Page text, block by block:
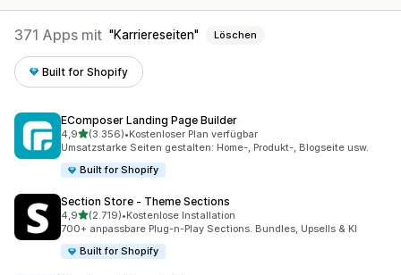
371 Apps mit Karriereseiten Löschen
Built for Shopify
EComposer Landing Page Builder
4,9von 5 Sternen
(3.356)
3356 Rezensionen insgesamt
•Kostenloser Plan verfügbar
Umsatzstarke Seiten gestalten: Home-, Produkt-, Blogseite usw.
Built for Shopify
Section Store ‑ Theme Sections
4,9von 5 Sternen
(2.719)
2719 Rezensionen insgesamt
•Kostenlose Installation
700+ anpassbare Plug-n-Play Sections. Bundles, Upsells & KI
Built for Shopify